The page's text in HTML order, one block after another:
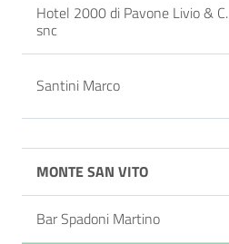
Hotel 2000 di Pavone Livio & C.
snc
Santini Marco
MONTE SAN VITO
Bar Spadoni Martino